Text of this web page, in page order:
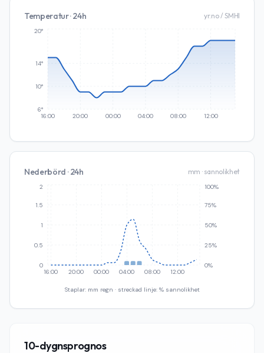
Temperatur · 24h yr.no / SMHI
16:00 20:00 00:00 04:00 08:00 12:00
6°
10°
14°
20°
Nederbörd · 24h mm · sannolikhet
16:00 20:00 00:00 04:00 08:00 12:00
0
0.5
1
1.5
2
0%
25%
50%
75%
100%
Staplar: mm regn · streckad linje: % sannolikhet
10-dygnsprognos